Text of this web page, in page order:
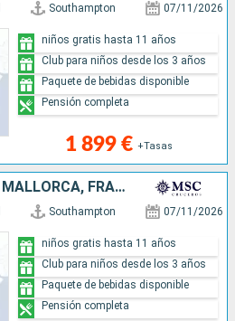
Southampton 07/11/2026
1 899 € +Tasas
niños gratis hasta 11 años
Club para niños desde los 3 años
Paquete de bebidas disponible
Pensión completa
REINO UNIDO, ESPAÑA, MALLORCA, FRANCIA, PORTUGAL, LANZAROTE, BRASIL
Southampton 07/11/2026
niños gratis hasta 11 años
Club para niños desde los 3 años
Paquete de bebidas disponible
Pensión completa